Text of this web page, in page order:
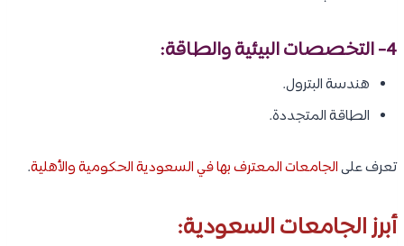
4- التخصصات البيئية والطاقة:
هندسة البترول.
الطاقة المتجددة.
تعرف علىالجامعات المعترف بها في السعودية الحكومية والأهلية.
أبرز الجامعات السعودية: